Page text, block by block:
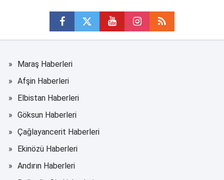
Maraş Haberleri
Afşin Haberleri
Elbistan Haberleri
Göksun Haberleri
Çağlayancerit Haberleri
Ekinözü Haberleri
Andırın Haberleri